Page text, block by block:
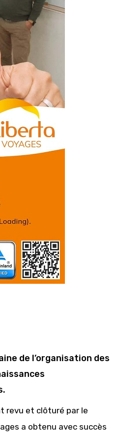
de l’organisation des
revu et clôturé par le
a obtenu avec succès